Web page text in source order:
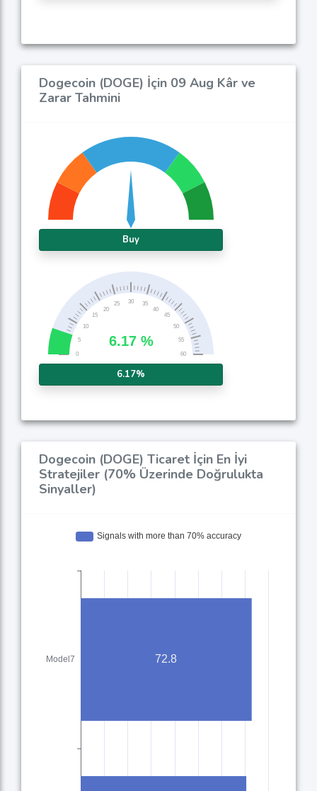
Dogecoin (DOGE) İçin 09 Aug Kâr ve
Zarar Tahmini
Buy
6.17%
Dogecoin (DOGE) Ticaret İçin En İyi
Stratejiler (70% Üzerinde Doğrulukta
Sinyaller)